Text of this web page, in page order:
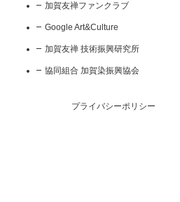
加賀友禅ファンクラブ
Google Art&Culture
加賀友禅 技術振興研究所
協同組合 加賀染振興協会
プライバシーポリシー